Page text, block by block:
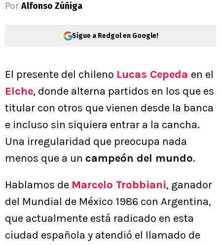
Por Alfonso Zúñiga
Sigue a Redgol en Google!
El presente del chileno Lucas Cepeda en el
Elche, donde alterna partidos en los que es
titular con otros que vienen desde la banca
e incluso sin siquiera entrar a la cancha.
Una irregularidad que preocupa nada
menos que a un campeón del mundo.
Hablamos de Marcelo Trobbiani, ganador
del Mundial de México 1986 con Argentina,
que actualmente está radicado en esta
ciudad española y atendió el llamado de